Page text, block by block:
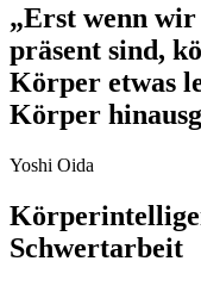
„Erst wenn
präsent sind,
Körper etwas
Körper
Yoshi Oida
Schwertarbeit